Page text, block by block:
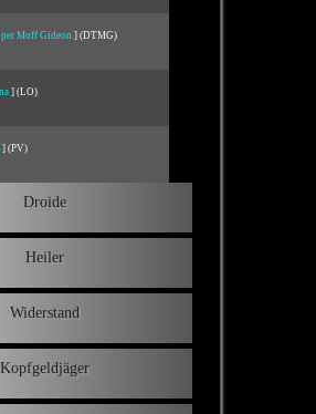
Moff Gideon ] (DTMG)
] (LO)
] (PV)
Droide
Heiler
Widerstand
Kopfgeldjäger